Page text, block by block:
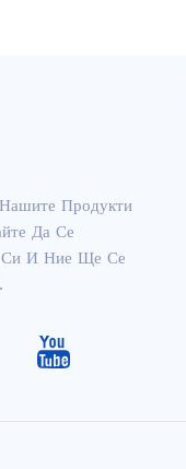
Продукти
Да Се
Си И Ние Ще Се